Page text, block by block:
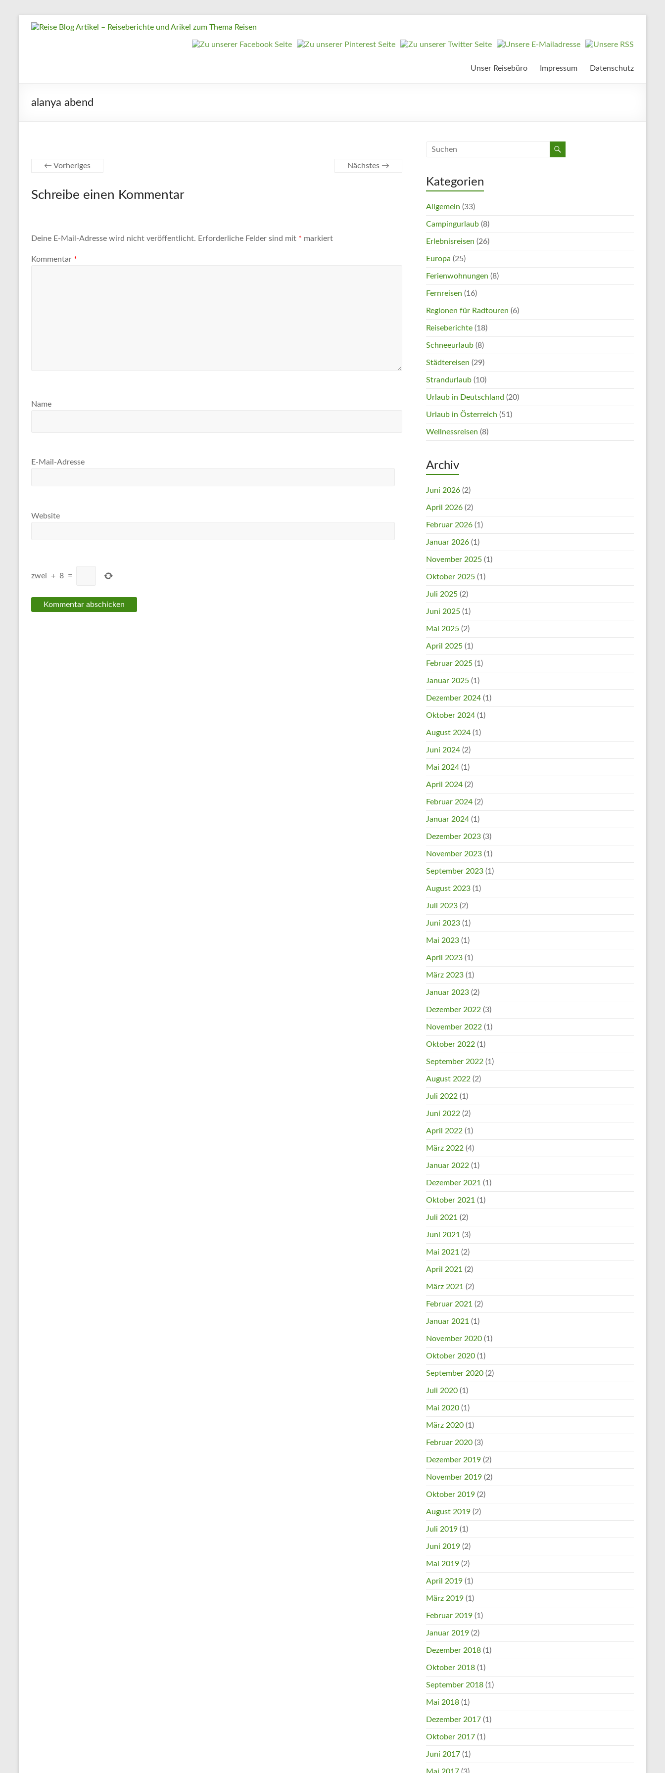
InhaltReise
und
Reisen
Reise
Urlaub,
und
zum
Unser Reisebüro Impressum Datenschutz
alanya abend
← Vorheriges Nächstes →
Schreibe einen Kommentar
Deine E-Mail-Adresse wird nicht veröffentlicht. Erforderliche Felder sind mit * markiert
Kommentar *
Name
E-Mail-Adresse
Website
zwei + 8 =
Kategorien
Allgemein (33)
Campingurlaub (8)
Erlebnisreisen (26)
Europa (25)
Ferienwohnungen (8)
Fernreisen (16)
Regionen für Radtouren (6)
Reiseberichte (18)
Schneeurlaub (8)
Städtereisen (29)
Strandurlaub (10)
Urlaub in Deutschland (20)
Urlaub in Österreich (51)
Wellnessreisen (8)
Archiv
Juni 2026 (2)
April 2026 (2)
Februar 2026 (1)
Januar 2026 (1)
November 2025 (1)
Oktober 2025 (1)
Juli 2025 (2)
Juni 2025 (1)
Mai 2025 (2)
April 2025 (1)
Februar 2025 (1)
Januar 2025 (1)
Dezember 2024 (1)
Oktober 2024 (1)
August 2024 (1)
Juni 2024 (2)
Mai 2024 (1)
April 2024 (2)
Februar 2024 (2)
Januar 2024 (1)
Dezember 2023 (3)
November 2023 (1)
September 2023 (1)
August 2023 (1)
Juli 2023 (2)
Juni 2023 (1)
Mai 2023 (1)
April 2023 (1)
März 2023 (1)
Januar 2023 (2)
Dezember 2022 (3)
November 2022 (1)
Oktober 2022 (1)
September 2022 (1)
August 2022 (2)
Juli 2022 (1)
Juni 2022 (2)
April 2022 (1)
März 2022 (4)
Januar 2022 (1)
Dezember 2021 (1)
Oktober 2021 (1)
Juli 2021 (2)
Juni 2021 (3)
Mai 2021 (2)
April 2021 (2)
März 2021 (2)
Februar 2021 (2)
Januar 2021 (1)
November 2020 (1)
Oktober 2020 (1)
September 2020 (2)
Juli 2020 (1)
Mai 2020 (1)
März 2020 (1)
Februar 2020 (3)
Dezember 2019 (2)
November 2019 (2)
Oktober 2019 (2)
August 2019 (2)
Juli 2019 (1)
Juni 2019 (2)
Mai 2019 (2)
April 2019 (1)
März 2019 (1)
Februar 2019 (1)
Januar 2019 (2)
Dezember 2018 (1)
Oktober 2018 (1)
September 2018 (1)
Mai 2018 (1)
Dezember 2017 (1)
Oktober 2017 (1)
Juni 2017 (1)